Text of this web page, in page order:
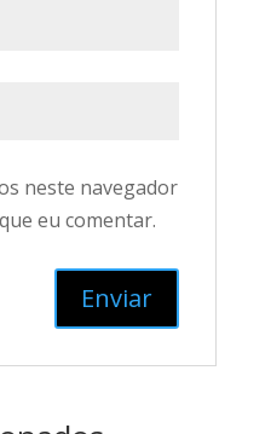
neste navegador
eu comentar.